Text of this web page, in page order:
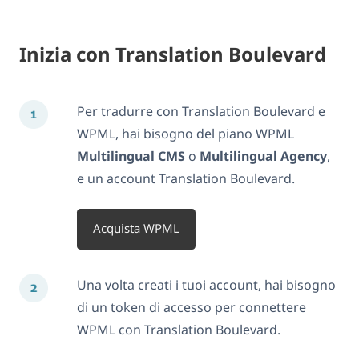
Inizia con Translation Boulevard
Per tradurre con Translation Boulevard e
WPML, hai bisogno del piano WPML
Multilingual CMS o Multilingual Agency,
e un account Translation Boulevard.
Acquista WPML
Una volta creati i tuoi account, hai bisogno
di un token di accesso per connettere
WPML con Translation Boulevard.